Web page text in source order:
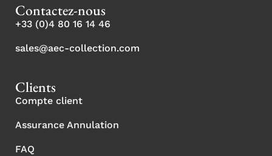
Contactez-nous
+33 (0)4 80 16 14 46
sales@aec-collection.com
Clients
Compte client
Assurance Annulation
FAQ